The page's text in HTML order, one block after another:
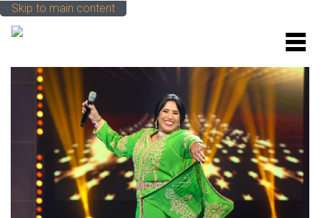
Skip to main content